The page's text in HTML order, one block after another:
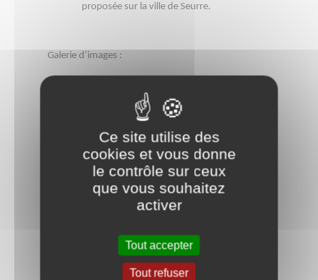
proposée sur la ville de Seurre.
Galerie d’images :
Cliquez sur une des images ci-dessous pour démarrer le
Ce site utilise des
cookies et vous donne
le contrôle sur ceux
que vous souhaitez
activer
Tout accepter
Tout refuser